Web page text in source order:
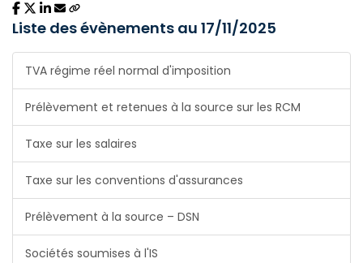
Liste des évènements au 17/11/2025
TVA régime réel normal d'imposition
Prélèvement et retenues à la source sur les RCM
Taxe sur les salaires
Taxe sur les conventions d'assurances
Prélèvement à la source – DSN
Sociétés soumises à l'IS